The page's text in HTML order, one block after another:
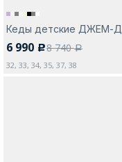
Кеды детские ДЖЕМ-Д
6 990 c8 740a
32, 33, 34, 35, 37, 38